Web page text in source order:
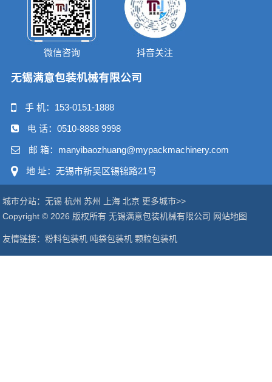
微信咨询 抖音关注
无锡满意包装机械有限公司
手 机： 153-0151-1888
电 话： 0510-8888 9998
邮 箱：manyibaozhuang@mypackmachinery.com
地 址：无锡市新吴区锡锦路21号
城市分站：无锡 杭州 苏州 上海 北京 更多城市>>
Copyright © 2026 版权所有 无锡满意包装机械有限公司 网站地图
友情链接：粉料包装机 吨袋包装机 颗粒包装机